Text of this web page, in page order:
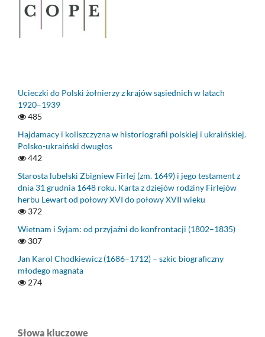
Ucieczki do Polski żołnierzy z krajów sąsiednich w latach
1920–1939
485
Hajdamacy i koliszczyzna w historiografii polskiej i ukraińskiej.
Polsko-ukraiński dwugłos
442
Starosta lubelski Zbigniew Firlej (zm. 1649) i jego testament z
dnia 31 grudnia 1648 roku. Karta z dziejów rodziny Firlejów
herbu Lewart od połowy XVI do połowy XVII wieku
372
Wietnam i Syjam: od przyjaźni do konfrontacji (1802–1835)
307
Jan Karol Chodkiewicz (1686–1712) – szkic biograficzny
młodego magnata
274
Słowa kluczowe